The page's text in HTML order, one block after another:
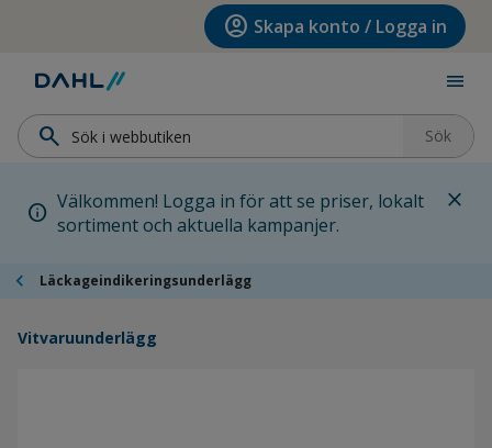
Hoppa till huvudinnehållet account_circle Skapa konto / Logga in
menu
search Sök
info Välkommen! Logga in för att se priser, lokalt
sortiment och aktuella kampanjer.
close
chevron_left Läckageindikeringsunderlägg
Vitvaruunderlägg